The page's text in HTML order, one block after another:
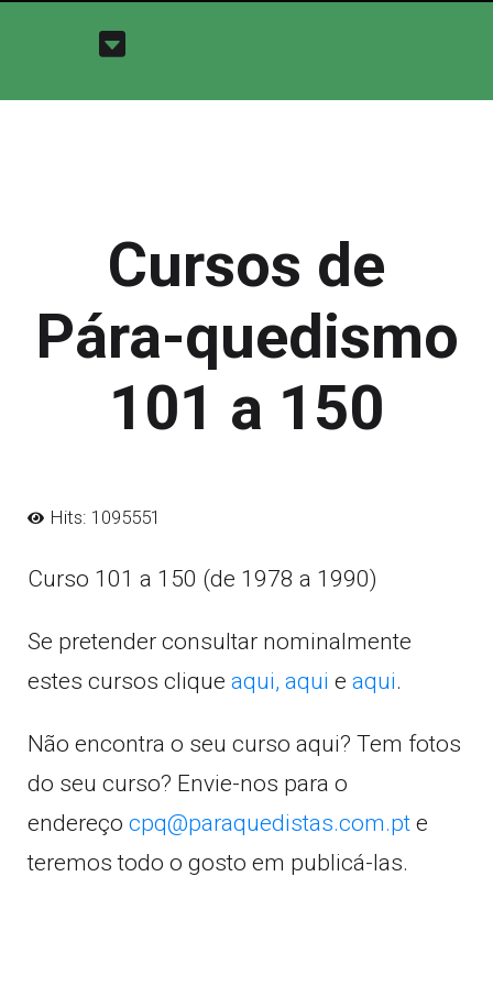
Cursos de
Pára-quedismo
101 a 150
Hits: 1095551
Curso 101 a 150 (de 1978 a 1990)
Se pretender consultar nominalmente
estes cursos clique aqui, aqui e aqui.
Não encontra o seu curso aqui? Tem fotos
do seu curso? Envie-nos para o
endereço cpq@paraquedistas.com.pt e
teremos todo o gosto em publicá-las.